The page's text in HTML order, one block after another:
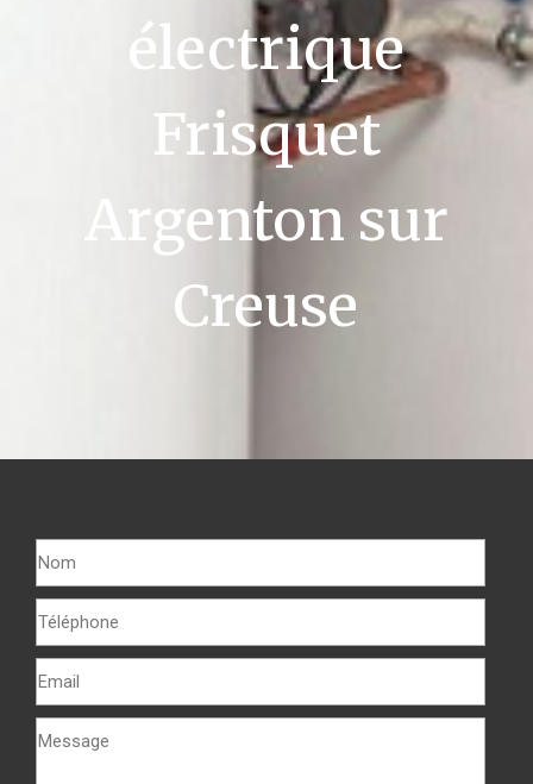
électrique
Frisquet
Argenton sur
Creuse